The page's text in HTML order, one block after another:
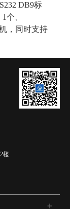
DB9标
个、
，同时支持
楼